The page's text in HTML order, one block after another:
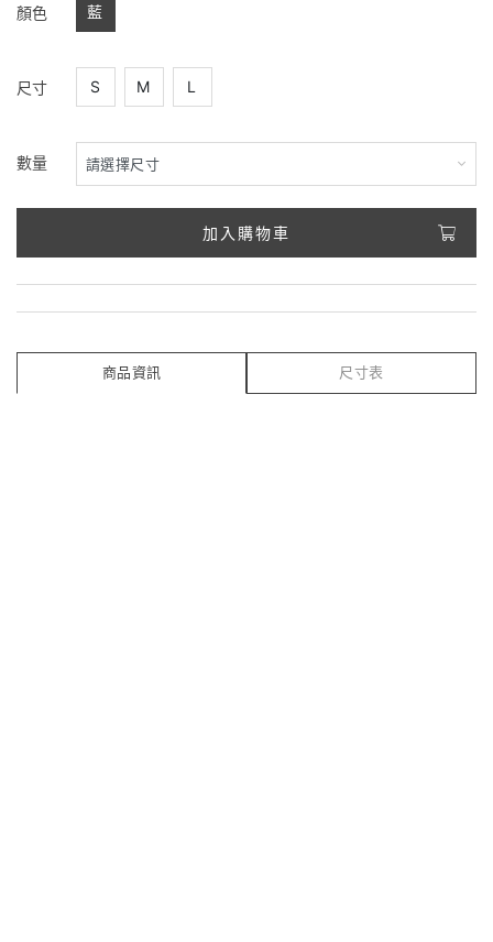
顏色 藍
尺寸 S M L
數量
加入購物車
商品資訊 尺寸表